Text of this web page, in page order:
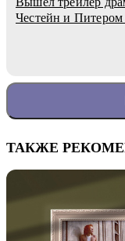
Честейн и Питером
ТАКЖЕ